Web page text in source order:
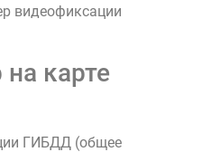
видеофиксации
карте
ГИБДД (общее